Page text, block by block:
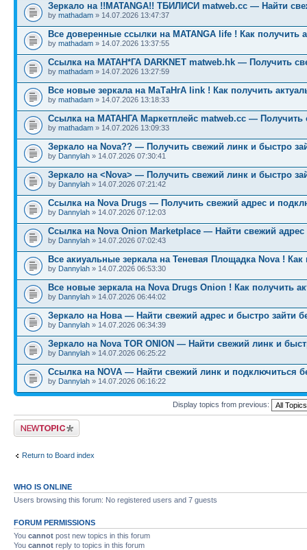
Зеркало на !!MATANGA!! ТБИЛИСИ matweb.cc — Найти
by mathadam » 14.07.2026 13:47:37
Все доверенные ссылки на MATANGA life ! Как получить
by mathadam » 14.07.2026 13:37:55
Ссылка на МАТАН*ГА DARKNET matweb.hk — Получить
by mathadam » 14.07.2026 13:27:59
Все новые зеркала на МаТаНгА link ! Как получить
by mathadam » 14.07.2026 13:18:33
Ссылка на МАТАНГА Маркетплейс matweb.cc — Получить
by mathadam » 14.07.2026 13:09:33
Зеркало на Nova?? — Получить свежий линк и быстро
by Dannylah » 14.07.2026 07:30:41
Зеркало на <Nova> — Получить свежий линк и быстро
by Dannylah » 14.07.2026 07:21:42
Ссылка на Nova Drugs — Получить свежий адрес и
by Dannylah » 14.07.2026 07:12:03
Ссылка на Nova Onion Marketplace — Найти свежий
by Dannylah » 14.07.2026 07:02:43
Все акиуальные зеркала на Теневая Площадка Nova ! Как
by Dannylah » 14.07.2026 06:53:30
Все новые зеркала на Nova Drugs Onion ! Как получить
by Dannylah » 14.07.2026 06:44:02
Зеркало на Нова — Найти свежий адрес и быстро зайти
by Dannylah » 14.07.2026 06:34:39
Зеркало на Nova TOR ONION — Найти свежий линк и
by Dannylah » 14.07.2026 06:25:22
Ссылка на NOVA — Найти свежий линк и подключиться
by Dannylah » 14.07.2026 06:16:22
Display topics from previous:
Post a new topic
Return to Board index
WHO IS ONLINE
Users browsing this forum: No registered users and 7 guests
FORUM PERMISSIONS
You cannot post new topics in this forum
You cannot reply to topics in this forum